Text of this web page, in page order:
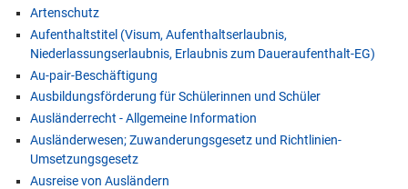
Artenschutz
Aufenthaltstitel (Visum, Aufenthaltserlaubnis,
Niederlassungserlaubnis, Erlaubnis zum Daueraufenthalt-EG)
Au-pair-Beschäftigung
Ausbildungsförderung für Schülerinnen und Schüler
Ausländerrecht - Allgemeine Information
Ausländerwesen; Zuwanderungsgesetz und Richtlinien-
Umsetzungsgesetz
Ausreise von Ausländern